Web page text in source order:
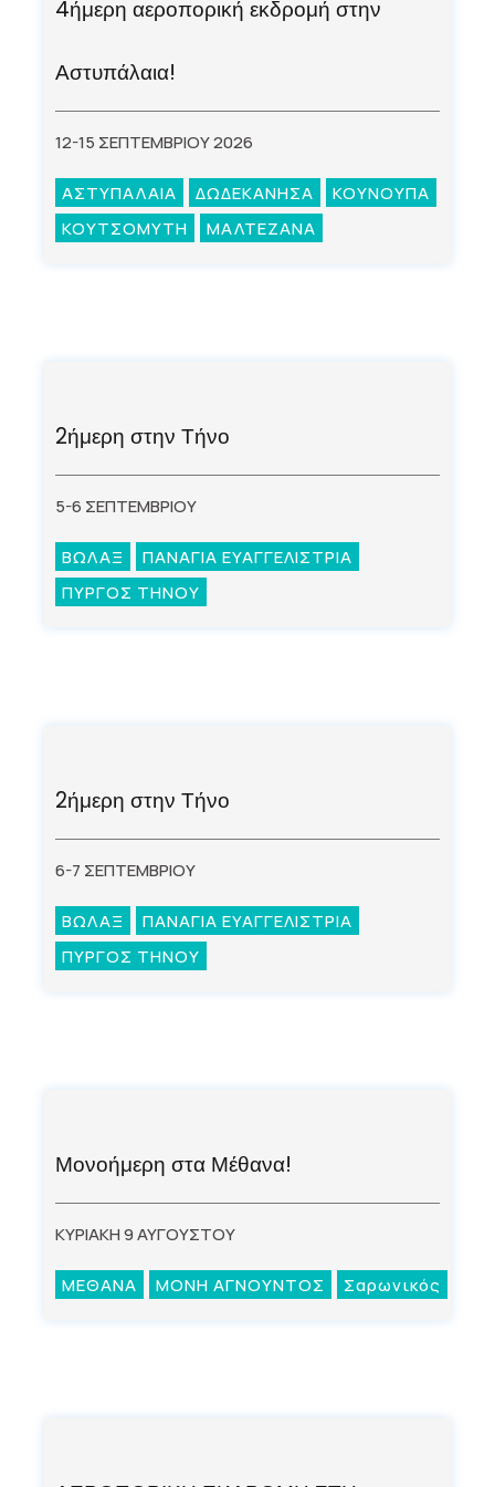
4ήμερη αεροπορική εκδρομή στην
Αστυπάλαια!
12-15 ΣΕΠΤΕΜΒΡΙΟΥ 2026
ΑΣΤΥΠΑΛΑΙΑ ΔΩΔΕΚΑΝΗΣΑ
ΚΟΥΝΟΥΠΑ
ΚΟΥΤΣΟΜΥΤΗ
ΜΑΛΤΕΖΑΝΑ
2ήμερη στην Τήνο
5-6 ΣΕΠΤΕΜΒΡΙΟΥ
ΒΩΛΑΞ
ΠΑΝΑΓΙΑ ΕΥΑΓΓΕΛΙΣΤΡΙΑ
ΠΥΡΓΟΣ ΤΗΝΟΥ
2ήμερη στην Τήνο
6-7 ΣΕΠΤΕΜΒΡΙΟΥ
ΒΩΛΑΞ
ΠΑΝΑΓΙΑ ΕΥΑΓΓΕΛΙΣΤΡΙΑ
ΠΥΡΓΟΣ ΤΗΝΟΥ
Μονοήμερη στα Μέθανα!
ΚΥΡΙΑΚΗ 9 ΑΥΓΟΥΣΤΟΥ
ΜΕΘΑΝΑ ΜΟΝΗ ΑΓΝΟΥΝΤΟΣ Σαρωνικός